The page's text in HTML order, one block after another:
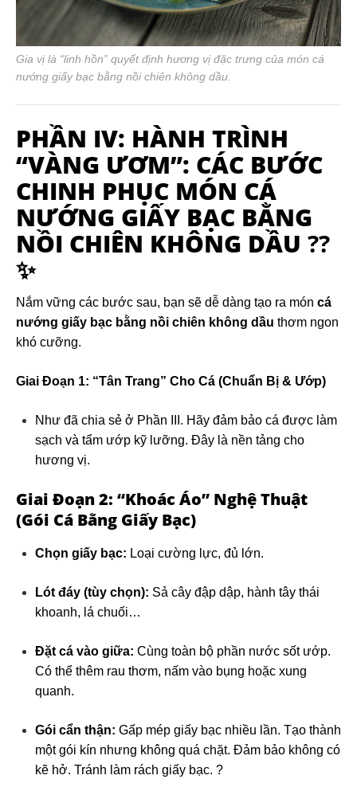
Gia vị là “linh hồn” quyết định hương vị đặc trưng của món cá
nướng giấy bạc bằng nồi chiên không dầu.
PHẦN IV: HÀNH TRÌNH
“VÀNG ƯƠM”: CÁC BƯỚC
CHINH PHỤC MÓN CÁ
NƯỚNG GIẤY BẠC BẰNG
NỒI CHIÊN KHÔNG DẦU ??
✨
Nắm vững các bước sau, bạn sẽ dễ dàng tạo ra món cá
nướng giấy bạc bằng nồi chiên không dầu thơm ngon
khó cưỡng.
Giai Đoạn 1: “Tân Trang” Cho Cá (Chuẩn Bị & Ướp)
Như đã chia sẻ ở Phần III. Hãy đảm bảo cá được làm
sạch và tẩm ướp kỹ lưỡng. Đây là nền tảng cho
hương vị.
Giai Đoạn 2: “Khoác Áo” Nghệ Thuật
(Gói Cá Bằng Giấy Bạc)
Chọn giấy bạc: Loại cường lực, đủ lớn.
Lót đáy (tùy chọn): Sả cây đập dập, hành tây thái
khoanh, lá chuối…
Đặt cá vào giữa: Cùng toàn bộ phần nước sốt ướp.
Có thể thêm rau thơm, nấm vào bụng hoặc xung
quanh.
Gói cẩn thận: Gấp mép giấy bạc nhiều lần. Tạo thành
một gói kín nhưng không quá chặt. Đảm bảo không có
kẽ hở. Tránh làm rách giấy bạc. ?